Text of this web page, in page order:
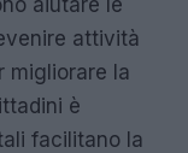
attività
migliorare la
è
facilitano la